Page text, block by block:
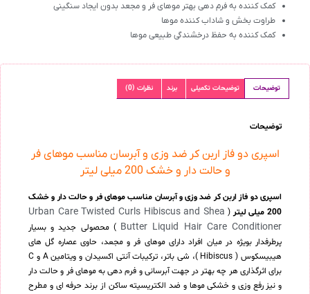
کمک کننده به فرم‌ دهی بهتر موهای فر و مجعد بدون ایجاد سنگینی
طراوت بخش و شاداب کننده موها
کمک کننده به حفظ درخشندگی طبیعی موها
توضیحات توضیحات تکمیلی برند نظرات (0)
توضیحات
اسپری دو فاز اربن کر ضد وزی و آبرسان مناسب موهای فر
و حالت دار و خشک 200 میلی لیتر
اسپری دو فاز اربن کر ضد وزی و آبرسان مناسب موهای فر و حالت دار و خشک
200 میلی لیتر
(
Urban Care Twisted Curls Hibiscus and Shea
Butter Liquid Hair Care Conditioner ) محصولی جدید و بسیار
پرطرفدار بویژه در میان افراد دارای موهای فر و مجعد، حاوی عصاره گل های
هیبیسکوس ( Hibiscus )، شی باتر، ترکیبات آنتی اکسیدان و ویتامین A و C
برای اثرگذاری هر چه بهتر در جهت آبرسانی و فرم دهی به موهای فر و حالت دار
و نیز رفع وزی و خشکی موها و ضد الکتریسیته ساکن از برند حرفه ای و مطرح